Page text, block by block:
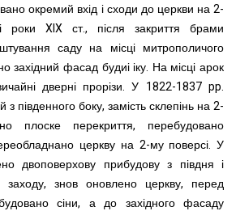
окремий вхід і сходи до церкви на 2-
роки XIX ст., після закриття брами
саду на місці митрополичого
західний фасад будиі іку. На місці арок
дверні прорізи. У 1822-1837 pp.
з південного боку, замість склепінь на 2-
плоске перекриття, перебудовано
церкву на 2-му поверсі. У
двоповерхову прибудову з півдня і
заходу, знов оновлено церкву, перед
сіни, а до західного фасаду